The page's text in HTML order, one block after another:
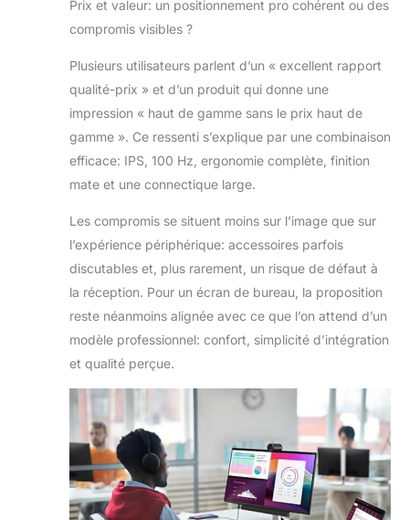
Prix et valeur: un positionnement pro cohérent ou des
compromis visibles ?
Plusieurs utilisateurs parlent d’un « excellent rapport
qualité-prix » et d’un produit qui donne une
impression « haut de gamme sans le prix haut de
gamme ». Ce ressenti s’explique par une combinaison
efficace: IPS, 100 Hz, ergonomie complète, finition
mate et une connectique large.
Les compromis se situent moins sur l’image que sur
l’expérience périphérique: accessoires parfois
discutables et, plus rarement, un risque de défaut à
la réception. Pour un écran de bureau, la proposition
reste néanmoins alignée avec ce que l’on attend d’un
modèle professionnel: confort, simplicité d’intégration
et qualité perçue.